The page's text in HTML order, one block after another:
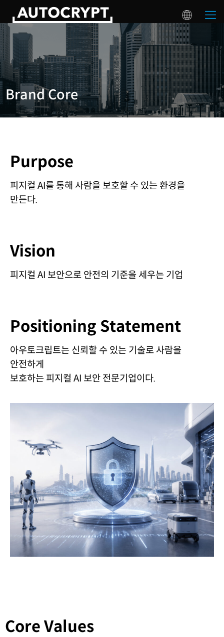
Brand Core
Purpose
피지컬 AI를 통해 사람을 보호할 수 있는 환경을
만든다.
Vision
피지컬 AI 보안으로 안전의 기준을 세우는 기업
Positioning Statement
아우토크립트는 신뢰할 수 있는 기술로 사람을
안전하게
보호하는 피지컬 AI 보안 전문기업이다.
Core Values